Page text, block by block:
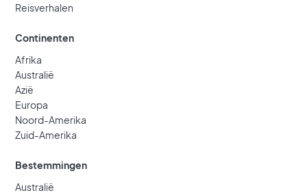
Reisverhalen
Continenten
Afrika
Australië
Azië
Europa
Noord-Amerika
Zuid-Amerika
Bestemmingen
Australië